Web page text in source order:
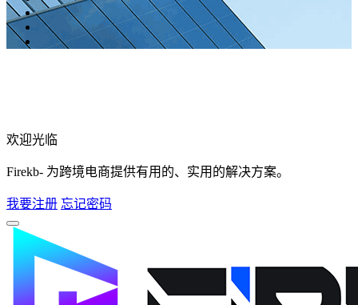
欢迎光临
Firekb- 为跨境电商提供有用的、实用的解决方案。
我要注册 忘记密码